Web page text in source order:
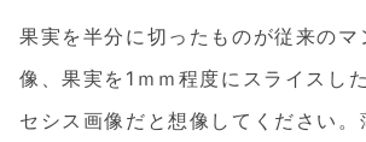
果実を半分に切ったものが従来のマ
像、果実を1ｍｍ程度にスライスし
セシス画像だと想像してください。